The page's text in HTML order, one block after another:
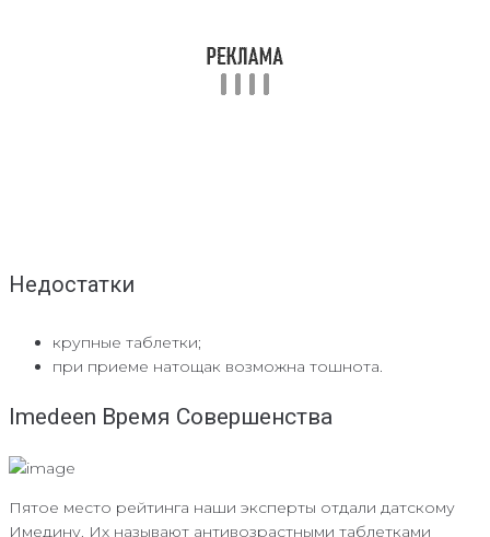
Недостатки
крупные таблетки;
при приеме натощак возможна тошнота.
Imedeen Время Совершенства
Пятое место рейтинга наши эксперты отдали датскому
Имедину. Их называют антивозрастными таблетками